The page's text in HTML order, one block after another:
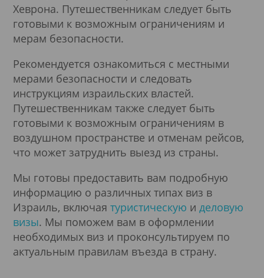
Хеврона. Путешественникам следует быть
готовыми к возможным ограничениям и
мерам безопасности.
Рекомендуется ознакомиться с местными
мерами безопасности и следовать
инструкциям израильских властей.
Путешественникам также следует быть
готовыми к возможным ограничениям в
воздушном пространстве и отменам рейсов,
что может затруднить выезд из страны.
Мы готовы предоставить вам подробную
информацию о различных типах виз в
Израиль, включая туристическую и деловую
визы. Мы поможем вам в оформлении
необходимых виз и проконсультируем по
актуальным правилам въезда в страну.